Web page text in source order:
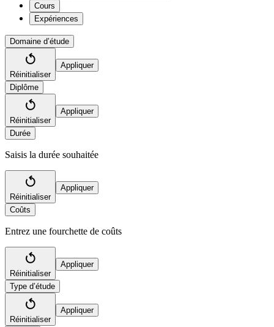
Cours
Expériences
Domaine d’étude
Réinitialiser
Appliquer
Diplôme
Réinitialiser
Appliquer
Durée
Saisis la durée souhaitée
Réinitialiser
Appliquer
Coûts
Entrez une fourchette de coûts
Réinitialiser
Appliquer
Type d’étude
Réinitialiser
Appliquer